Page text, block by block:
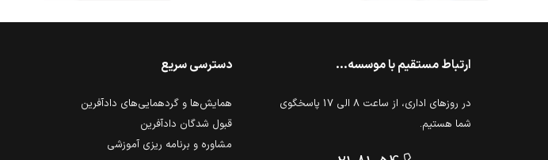
ارتباط مستقیم با موسسه...
در روزهای اداری، از ساعت 8 الی 17 پاسخگوی
شما هستیم.
دسترسی سریع
همایش‌ها و گردهمایی‌های دادآفرین
قبول شدگان دادآفرین
مشاوره و برنامه ریزی آموزشی